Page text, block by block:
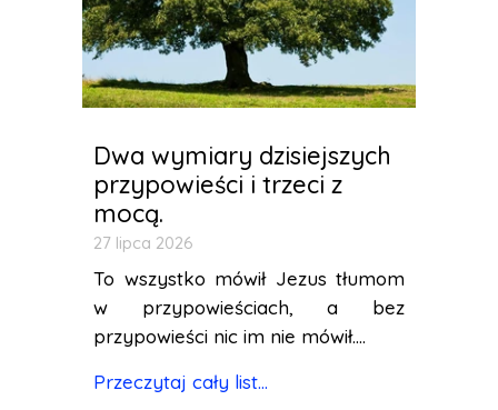
Dwa wymiary dzisiejszych
przypowieści i trzeci z
mocą.
27 lipca 2026
To wszystko mówił Jezus tłumom
w przypowieściach, a bez
przypowieści nic im nie mówił....
Przeczytaj cały list...